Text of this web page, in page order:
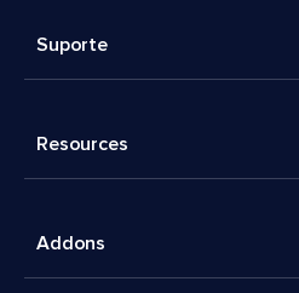
Suporte
Resources
Addons